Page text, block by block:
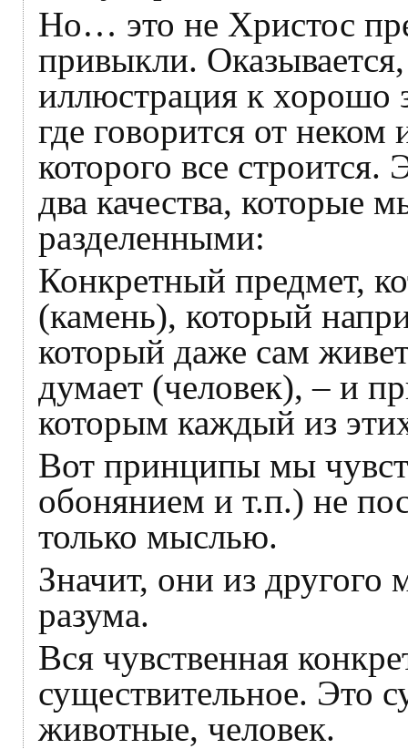
Но… это не Христос
привыкли.
иллюстрация к хорошо
где говорится от
которого все строится.
два качества, которые
разделенными:
Конкретный предмет,
(камень), который
который даже сам
думает (человек), – и
которым каждый из
Вот принципы мы
обонянием и т.п.) не
только мыслью.
Значит, они из другого
разума.
Вся чувственная
существительное. Это
животные, человек.